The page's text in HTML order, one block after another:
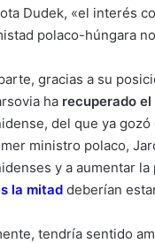
Dudek, «el interés
polaco-húngara
gracias a su
ha recuperado
del que ya
ministro polaco,
y a aumentar
la mitad deberían
tendría sentido